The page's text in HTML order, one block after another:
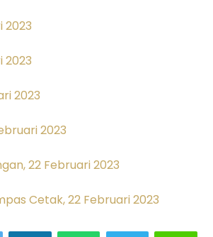
2023
2023
2023
2023
22 Februari 2023
Cetak, 22 Februari 2023